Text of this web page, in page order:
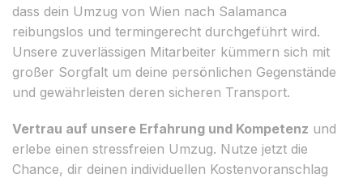
dass dein Umzug von Wien nach Salamanca
reibungslos und termingerecht durchgeführt wird.
Unsere zuverlässigen Mitarbeiter kümmern sich mit
großer Sorgfalt um deine persönlichen Gegenstände
und gewährleisten deren sicheren Transport.
Vertrau auf unsere Erfahrung und Kompetenz und
erlebe einen stressfreien Umzug. Nutze jetzt die
Chance, dir deinen individuellen Kostenvoranschlag